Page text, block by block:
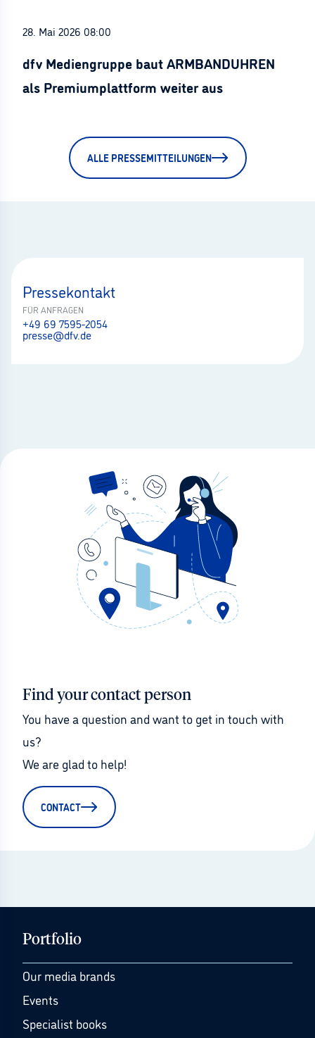
28. Mai 2026 08:00
dfv Mediengruppe baut ARMBANDUHREN
als Premiumplattform weiter aus
ALLE PRESSEMITTEILUNGEN
Pressekontakt
FÜR ANFRAGEN
+49 69 7595-2054
presse@dfv.de
Find your contact person
You have a question and want to get in touch with
us?
We are glad to help!
CONTACT
Portfolio
Our media brands
Events
Specialist books